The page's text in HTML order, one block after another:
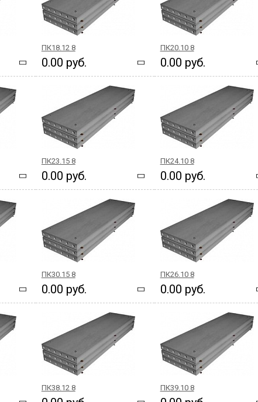
ПК18.12 8
0.00 руб.
ПК20.10 8
0.00 руб.
ПК23.15 8
0.00 руб.
ПК24.10 8
0.00 руб.
ПК30.15 8
0.00 руб.
ПК26.10 8
0.00 руб.
ПК38.12 8 ПК39.10 8